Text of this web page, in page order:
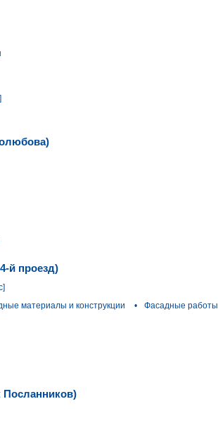
й проезд)
материалы и конструкции • Фасадные работы
Посланников)